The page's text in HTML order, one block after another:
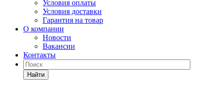
Условия оплаты
Условия доставки
Гарантия на товар
О компании
Новости
Вакансии
Контакты
Найти